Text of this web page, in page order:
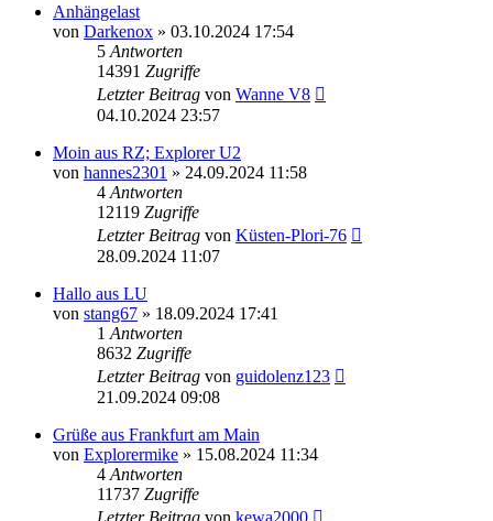
Anhängelast
von Darkenox » 03.10.2024 17:54
5 Antworten
14391 Zugriffe
Letzter Beitrag von Wanne V8
04.10.2024 23:57
Moin aus RZ; Explorer U2
von hannes2301 » 24.09.2024 11:58
4 Antworten
12119 Zugriffe
Letzter Beitrag von Küsten-Plori-76
28.09.2024 11:07
Hallo aus LU
von stang67 » 18.09.2024 17:41
1 Antworten
8632 Zugriffe
Letzter Beitrag von guidolenz123
21.09.2024 09:08
Grüße aus Frankfurt am Main
von Explorermike » 15.08.2024 11:34
4 Antworten
11737 Zugriffe
Letzter Beitrag von kewa2000